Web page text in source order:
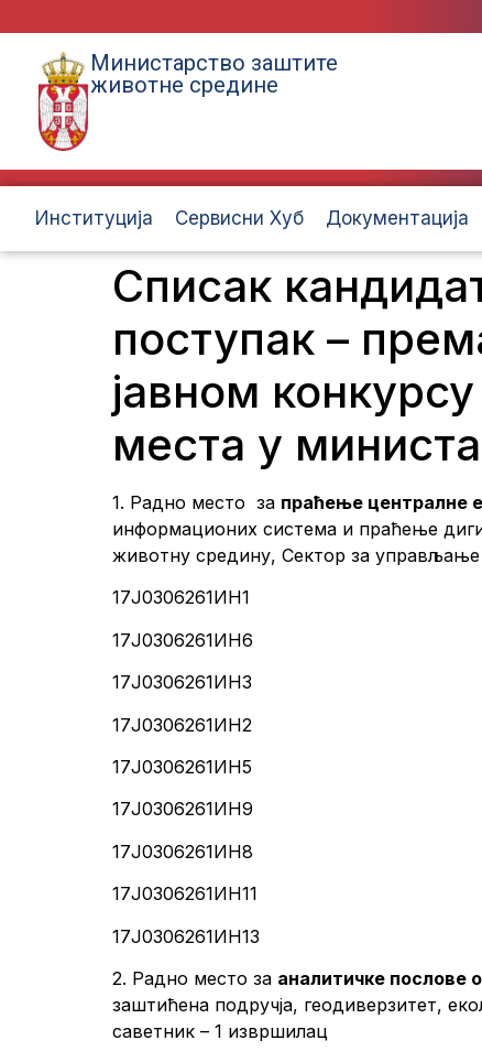
Министарство заштите
животне средине
Институција Сервисни Хуб Документација
Списак
поступак –
јавном
места у
1. Радно место за праћење централне
информационих система и праћење
животну средину, Сектор за
17Ј0306261ИН1
17Ј0306261ИН6
17Ј0306261ИН3
17Ј0306261ИН2
17Ј0306261ИН5
17Ј0306261ИН9
17Ј0306261ИН8
17Ј0306261ИН11
17Ј0306261ИН13
2. Радно место за аналитичке послове
заштићена подручја, геодиверзитет,
саветник – 1 извршилац